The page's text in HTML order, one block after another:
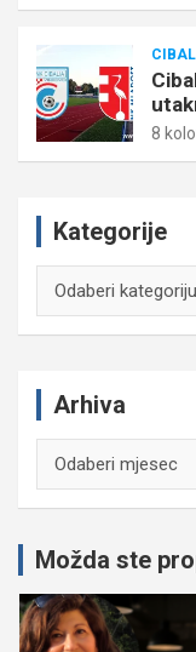
8
Kategorije
Arhiva
Možda ste